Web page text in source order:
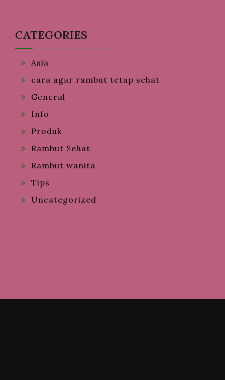
CATEGORIES
Asia
cara agar rambut tetap sehat
General
Info
Produk
Rambut Sehat
Rambut wanita
Tips
Uncategorized